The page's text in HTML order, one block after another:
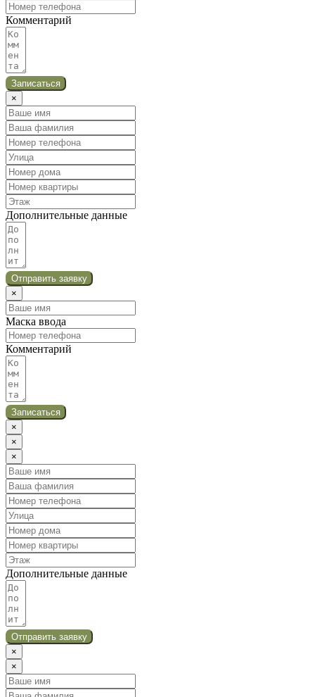
Комментарий
Записаться
×
Дополнительные данные
Отправить заявку
×
Маска ввода
Комментарий
Записаться
×
×
×
Дополнительные данные
Отправить заявку
×
×